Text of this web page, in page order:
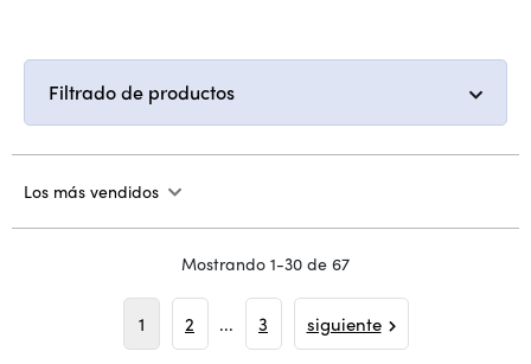
Filtrado de productos
Los más vendidos
Mostrando 1-30 de 67
1 2 ... 3 siguiente